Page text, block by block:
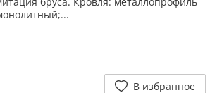
В избранное